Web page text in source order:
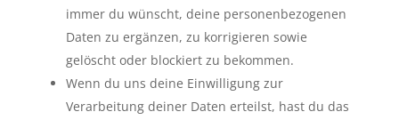
immer du wünscht, deine personenbezogenen
Daten zu ergänzen, zu korrigieren sowie
gelöscht oder blockiert zu bekommen.
Wenn du uns deine Einwilligung zur
Verarbeitung deiner Daten erteilst, hast du das